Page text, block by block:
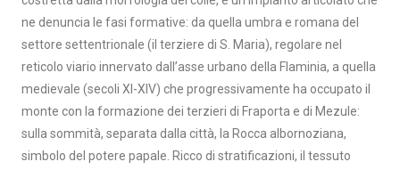
ne denuncia le fasi formative: da quella umbra e romana del
settore settentrionale (il terziere di S. Maria), regolare nel
reticolo viario innervato dall’asse urbano della Flaminia, a quella
medievale (secoli XI-XIV) che progressivamente ha occupato il
monte con la formazione dei terzieri di Fraporta e di Mezule:
sulla sommità, separata dalla città, la Rocca albornoziana,
simbolo del potere papale. Ricco di stratificazioni, il tessuto